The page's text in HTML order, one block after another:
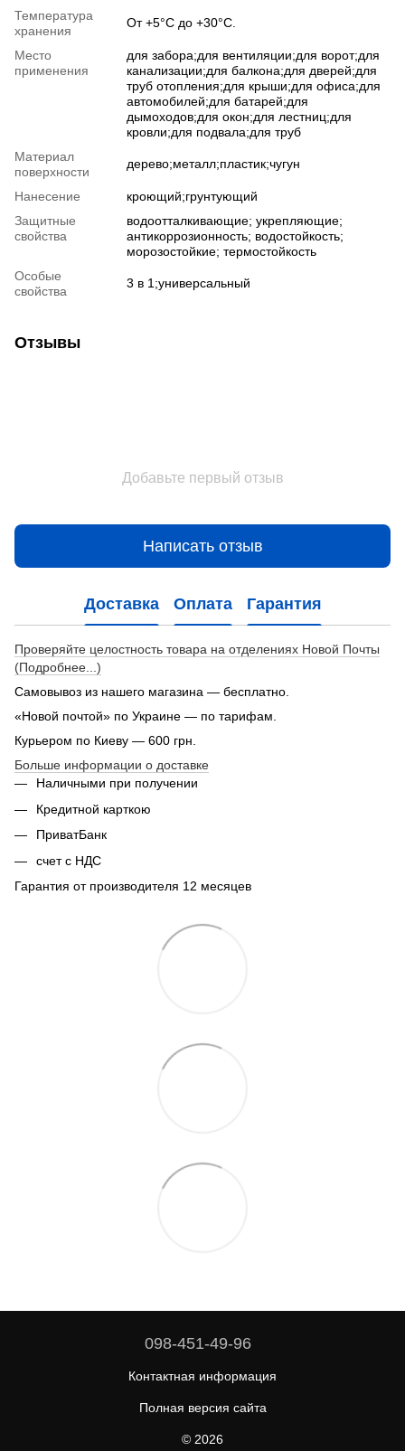
Температура
хранения
От +5°С до +30°С.
Место
применения
для забора;для вентиляции;для ворот;для
канализации;для балкона;для дверей;для
труб отопления;для крыши;для офиса;для
автомобилей;для батарей;для
дымоходов;для окон;для лестниц;для
кровли;для подвала;для труб
Материал
поверхности
дерево;металл;пластик;чугун
Нанесение
кроющий;грунтующий
Защитные
свойства
водоотталкивающие; укрепляющие;
антикоррозионность; водостойкость;
морозостойкие; термостойкость
Особые
свойства
3 в 1;универсальный
Отзывы
Добавьте первый отзыв
Написать отзыв
Доставка Оплата Гарантия
Проверяйте целостность товара на отделениях Новой Почты
(Подробнее...)
Самовывоз из нашего магазина — бесплатно.
«Новой почтой» по Украине — по тарифам.
Курьером по Киеву — 600 грн.
Больше информации о доставке
Наличными при получении
Кредитной карткою
ПриватБанк
счет с НДС
Гарантия от производителя 12 месяцев
098-451-49-96
Контактная информация
Полная версия сайта
© 2026